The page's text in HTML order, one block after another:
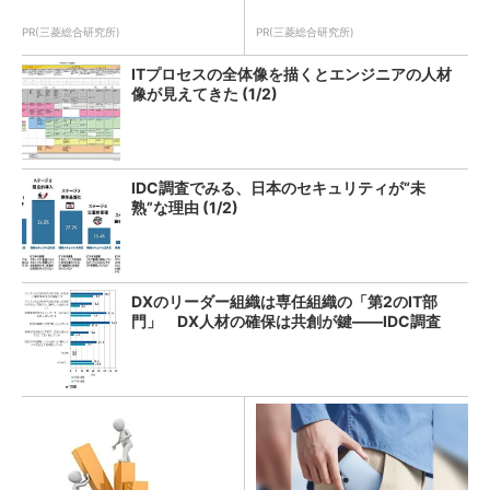
PR(三菱総合研究所) PR(三菱総合研究所)
ITプロセスの全体像を描くとエンジニアの人材
像が見えてきた (1/2)
IDC調査でみる、日本のセキュリティが“未
熟”な理由 (1/2)
DXのリーダー組織は専任組織の「第2のIT部
門」 DX人材の確保は共創が鍵――IDC調査